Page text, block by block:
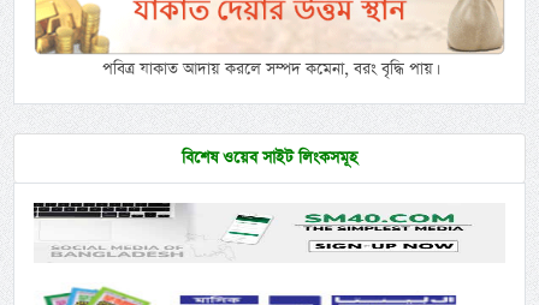
পবিত্র যাকাত আদায় করলে সম্পদ কমেনা, বরং বৃদ্ধি পায়।
বিশেষ ওয়েব সাইট লিংকসমূহ